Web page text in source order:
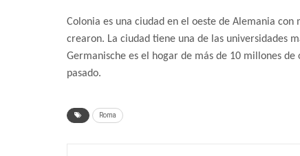
Colonia es una ciudad en el oeste de Alemania
crearon. La ciudad tiene una de las universidades
Germanische es el hogar de más de 10 millones
pasado.
Roma